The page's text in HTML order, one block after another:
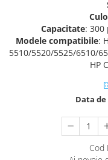
Filament imprimanta 3D
Laptopuri / notebookuri
Laptopuri gaming
Laptop-uri 2 in 1
Capacitate: 300
Modele compatibile:
5510/5520/5525/6510/
HP
Data
Cod